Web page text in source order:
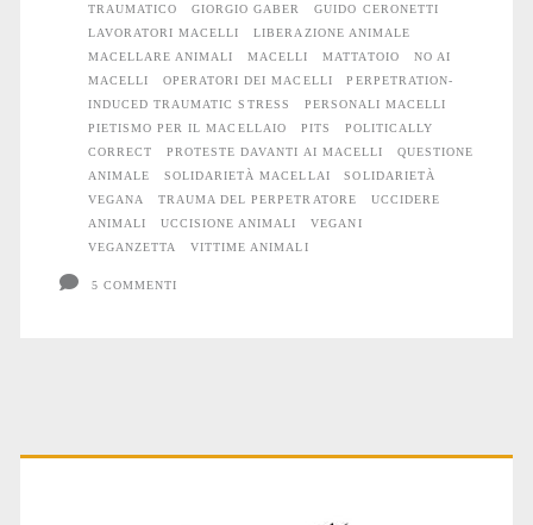
TRAUMATICO
GIORGIO GABER
GUIDO CERONETTI
LAVORATORI MACELLI
LIBERAZIONE ANIMALE
MACELLARE ANIMALI
MACELLI MATTATOIO
NO AI
MACELLI
OPERATORI DEI MACELLI
PERPETRATION-
INDUCED TRAUMATIC STRESS
PERSONALI MACELLI
PIETISMO PER IL MACELLAIO
PITS
POLITICALLY
CORRECT
PROTESTE DAVANTI AI MACELLI
QUESTIONE
ANIMALE
SOLIDARIETÀ MACELLAI
SOLIDARIETÀ
VEGANA
TRAUMA DEL PERPETRATORE
UCCIDERE
ANIMALI
UCCISIONE ANIMALI
VEGANI
VEGANZETTA
VITTIME ANIMALI
5 COMMENTI
Primary